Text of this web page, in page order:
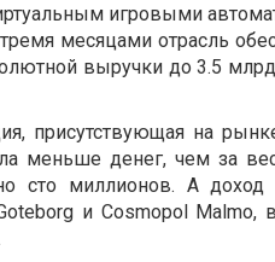
игровыми
месяцами отрасль
выручки до 3.5
присутствующая на
меньше денег, чем за
сто миллионов. А
и Cosmopol